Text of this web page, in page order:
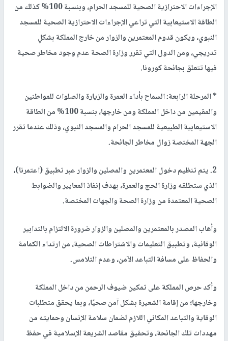
الإجراءات الاحترازية الصحية للمسجد الحرام، وبنسبة 100% كذلك من
الطاقة الاستيعابية التي تراعي الإجراءات الاحترازية الصحية للمسجد
النبوي، ويكون قدوم المعتمرين والزوار من خارج المملكة بشكلٍ
تدريجي، ومن الدول التي تقرر وزارة الصحة عدم وجود مخاطر صحية
فيها تتعلق بجائحة كورونا.
* المرحلة الرابعة: السماح بأداء العمرة والزيارة والصلوات للمواطنين
والمقيمين من داخل المملكة ومن خارجها، بنسبة 100% من الطاقة
الاستيعابية الطبيعية للمسجد الحرام والمسجد النبوي، وذلك عندما تقرر
الجهة المختصة زوال مخاطر الجائحة.
2. يتم تنظيم دخول المعتمرين والمصلين والزوار عبر تطبيق (اعتمرنا)،
الذي ستطلقه وزارة الحج والعمرة، بهدف إنفاذ المعايير والضوابط
الصحية المعتمدة من وزارة الصحة والجهات المختصة.
وأهاب المصدر بالمعتمرين والمصلين والزوار ضرورة الالتزام بالتدابير
الوقائية، وتطبيق التعليمات والاشتراطات الصحية، من ارتداء الكمامة
والحفاظ على مسافة التباعد الآمن، وعدم التلامس.
وأكد حرص المملكة على تمكين ضيوف الرحمن من داخل المملكة
وخارجها؛ من إقامة الشعيرة بشكل آمن صحيًا، وبما يحقق متطلبات
الوقاية والتباعد المكاني اللازم لضمان سلامة الإنسان وحمايته من
مهددات تلك الجائحة، وتحقيق مقاصد الشريعة الإسلامية في حفظ